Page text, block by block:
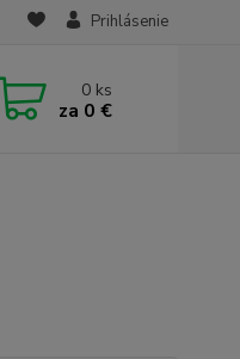
Prihlásenie
0 ks
za 0 €